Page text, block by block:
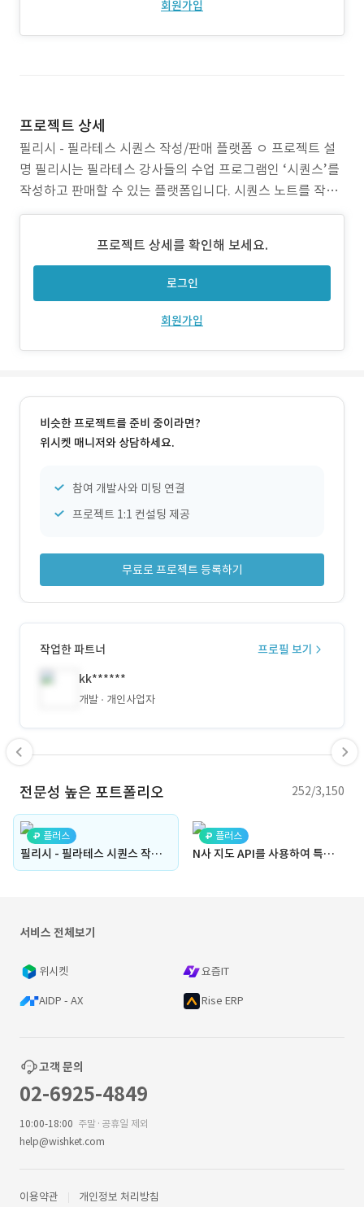
회원가입
프로젝트 상세
필리시 - 필라테스 시퀀스 작성/판매 플랫폼 ㅇ 프로젝트 설
명 필리시는 필라테스 강사들의 수업 프로그램인 ‘시퀀스’를
작성하고 판매할 수 있는 플랫폼입니다. 시퀀스 노트를 작성
을 편리하게 하기 위한 기본 양식부터, 다양한 동작들을 직접
관리자 페이지에서는 시퀀스 환불부터, 회원 관리, 정산 관리,
알람 등 운영을 위한 다양한 기능들이 포함되어
프로젝트 상세를 확인해 보세요.
로그인
회원가입
비슷한 프로젝트를 준비 중이라면?
위시켓 매니저와 상담하세요.
참여 개발사와 미팅 연결
프로젝트 1:1 컨설팅 제공
무료로 프로젝트 등록하기
작업한 파트너
프로필 보기
kk******
개발 개인사업자
전문성 높은 포트폴리오 252/3,150
플러스
필리시 - 필라테스 시퀀스 작성/판매 플랫폼
플러스
N사 지도 API를 사용하여 특정 키워드, 주소를 조건으로 약 3,000,000개의 업체정보를 10초 컷으로 조회하고 신규로 등록한 업체를 발굴하는 자동화 프로그램
서비스 전체보기
위시켓 요즘IT
AIDP - AX Rise ERP
고객 문의
02-6925-4849
10:00-18:00 주말·공휴일 제외
help@wishket.com
이용약관 개인정보 처리방침